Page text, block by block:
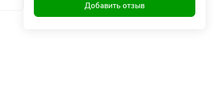
Добавить отзыв